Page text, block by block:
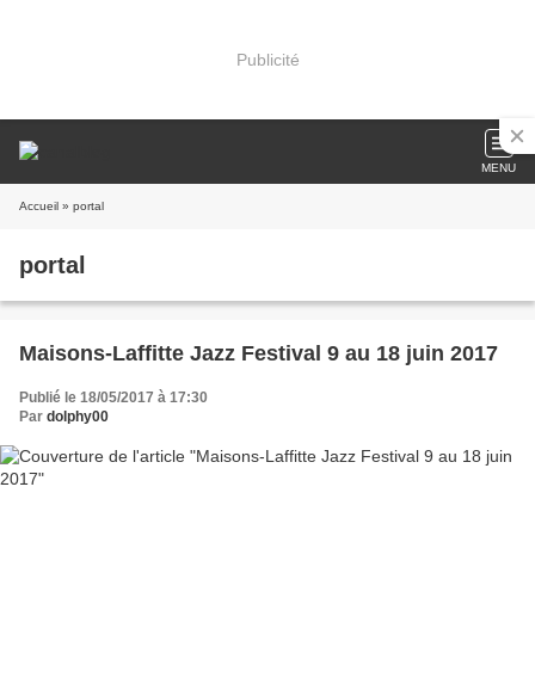
Publicité
MENU
Accueil » portal
portal
Maisons-Laffitte Jazz Festival 9 au 18 juin 2017
Publié le 18/05/2017 à 17:30
Par dolphy00